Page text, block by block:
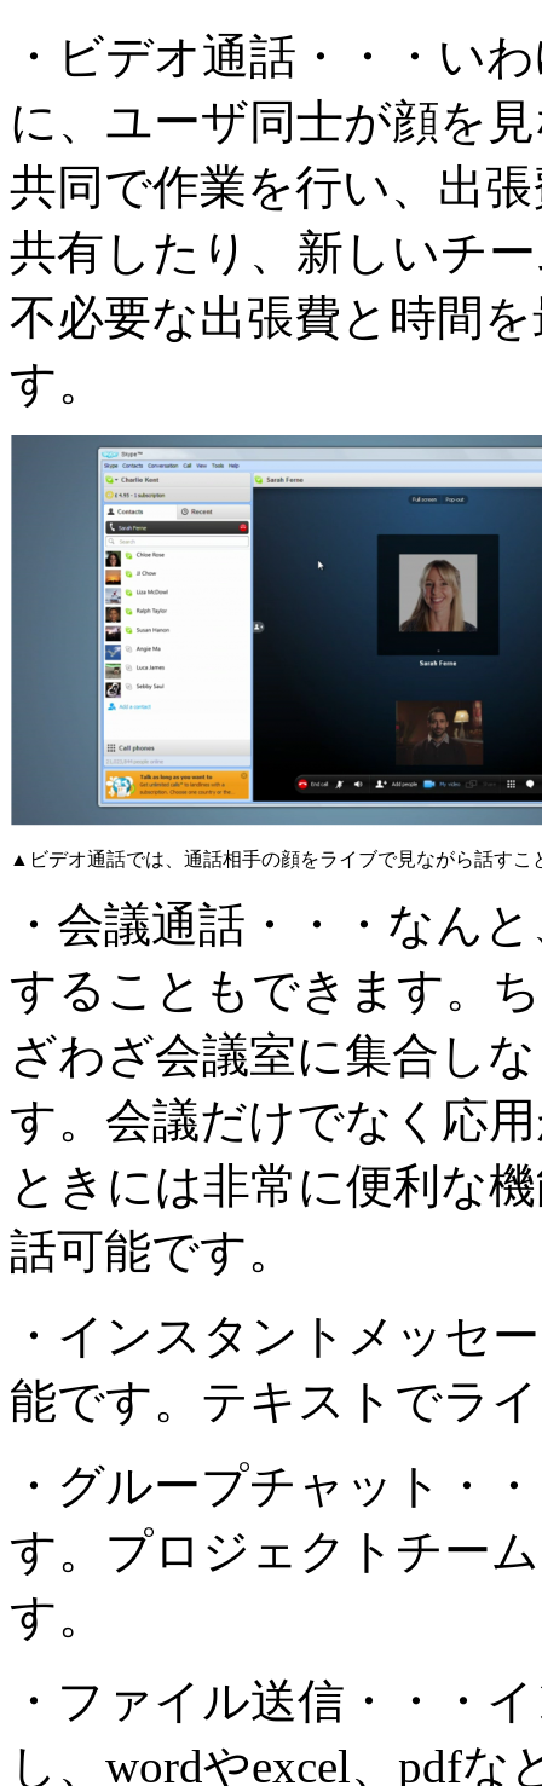
・ビデオ通話・・・い
に、ユーザ同士が顔を
共同で作業を行い、出
共有したり、新しいチ
不必要な出張費と時間
す。
▲ビデオ通話では、通話相手の顔をライブで見ながら話すこ
・会議通話・・・なん
することもできます。
ざわざ会議室に集合し
す。会議だけでなく応
ときには非常に便利な
話可能です。
・インスタントメッセ
能です。テキストでラ
・グループチャット・
す。プロジェクトチー
す。
・ファイル送信・・・
し、wordやexcel、pdf